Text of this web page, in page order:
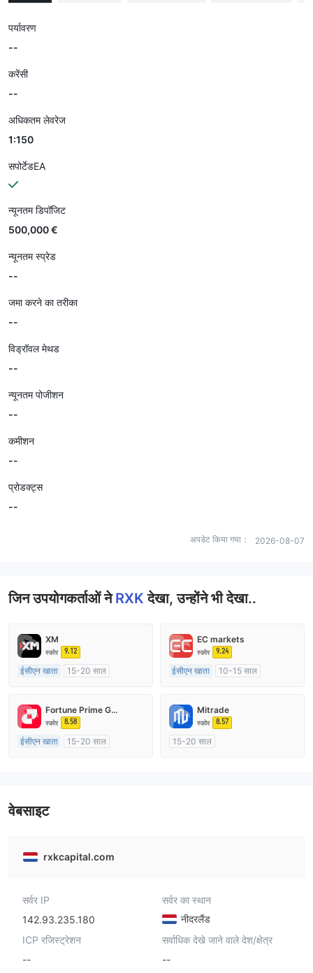
पर्यावरण
--
करेंसी
--
अधिकतम लेवरेज
1:150
सपोर्टेडEA
न्यूनतम डिपॉजिट
500,000 €
न्यूनतम स्प्रेड
--
जमा करने का तरीका
--
विड्रॉवल मेथड
--
न्यूनतम पोजीशन
--
कमीशन
--
प्रोडक्ट्स
--
अपडेट किया गया： 2026-08-07
जिन उपयोगकर्ताओं नेRXKदेखा, उन्होंने भी देखा..
XM
स्कोर 9.12
ईसीएन खाता
15-20 साल
मार्केट मेकिंग (एमएम)
मुख्य-लेबल MT4
EC markets
स्कोर 9.24
ईसीएन खाता
10-15 साल
मार्केट मेकिंग (एमएम)
मुख्य-लेबल MT4
Fortune Prime Global
स्कोर 8.58
ईसीएन खाता
15-20 साल
Mitrade
स्कोर 8.57
15-20 साल
वेबसाइट
rxkcapital.com
सर्वर IP
142.93.235.180
सर्वर का स्थान
नीदरलैंड
ICP रजिस्ट्रेशन
--
सर्वाधिक देखे जाने वाले देश/क्षेत्र
--